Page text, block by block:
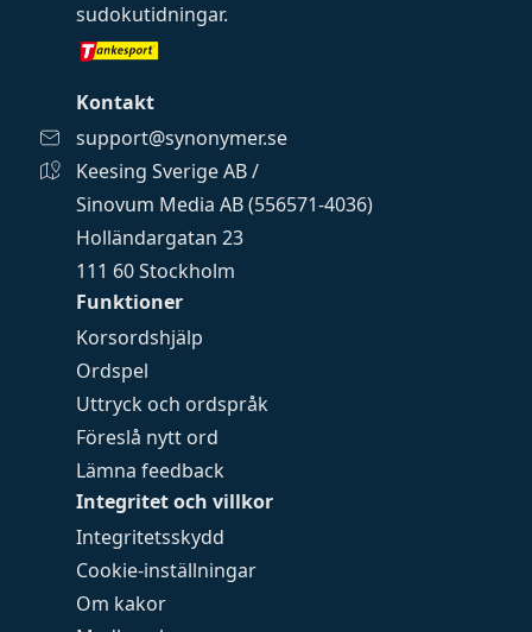
Funktioner
Korsordshjälp
Ordspel
Uttryck och ordspråk
Föreslå nytt ord
Lämna feedback
Integritet och villkor
Integritetsskydd
Cookie-inställningar
Om kakor
sudokutidningar.
Kontakt
support@synonymer.se
Keesing Sverige AB /
Sinovum Media AB (556571-4036)
Holländargatan 23
111 60 Stockholm